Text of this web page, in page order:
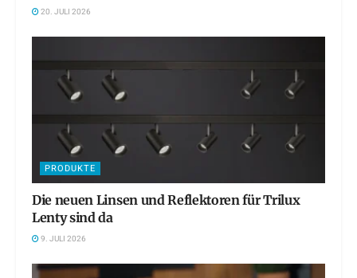
20. JULI 2026
PRODUKTE
Die neuen Linsen und Reflektoren für Trilux
Lenty sind da
9. JULI 2026